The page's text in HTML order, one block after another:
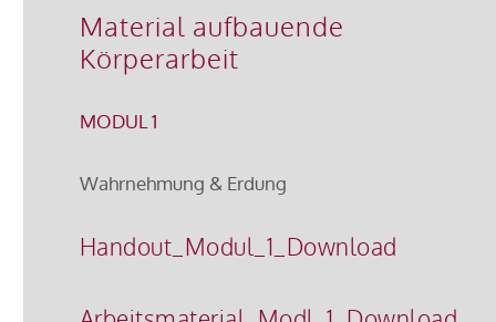
Material aufbauende
Körperarbeit
MODUL 1
Wahrnehmung & Erdung
Handout_Modul_1_Download